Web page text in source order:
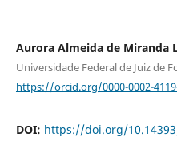
Aurora Almeida de Miranda
Universidade Federal de Juiz de
https://orcid.org/0000-0002-
DOI: https://doi.org/